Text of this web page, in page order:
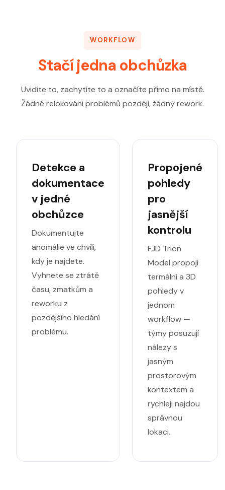
WORKFLOW
Stačí jedna obchůzka
Uvidíte to, zachytíte to a označíte přímo na místě.
Žádné relokování problémů později, žádný rework.
Detekce a
dokumentace
v jedné
obchůzce
Dokumentujte
anomálie ve chvíli,
kdy je najdete.
Vyhnete se ztrátě
času, zmatkům a
reworku z
pozdějšího hledání
problému.
Propojené
pohledy
pro
jasnější
kontrolu
FJD Trion
Model propojí
termální a 3D
pohledy v
jednom
workflow —
týmy posuzují
nálezy s
jasným
prostorovým
kontextem a
rychleji najdou
správnou
lokaci.